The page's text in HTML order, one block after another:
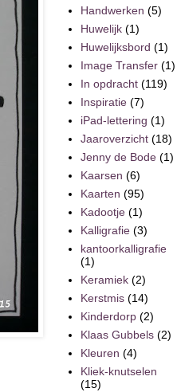
Handwerken (5)
Huwelijk (1)
Huwelijksbord (1)
Image Transfer (1)
In opdracht (119)
Inspiratie (7)
iPad-lettering (1)
Jaaroverzicht (18)
Jenny de Bode (1)
Kaarsen (6)
Kaarten (95)
Kadootje (1)
Kalligrafie (3)
kantoorkalligrafie
(1)
Keramiek (2)
Kerstmis (14)
Kinderdorp (2)
Klaas Gubbels (2)
Kleuren (4)
Kliek-knutselen
(15)